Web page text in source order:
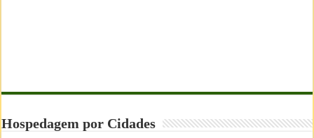
Hospedagem por Cidades